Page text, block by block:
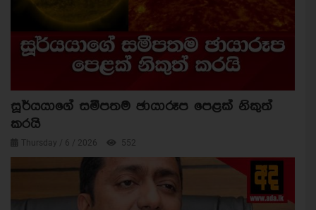
සූර්යයාගේ සමීපතම ඡායාරූප පෙළක් නිකුත්
කරයි
Thursday / 6 / 2026 552